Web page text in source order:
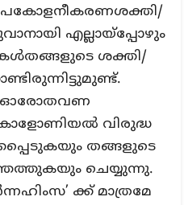
എല്ലായ്‌പ്പോഴും
ശക്തി/
ഓരോതവണ
വിരുദ്ധ
തങ്ങളുടെ
ചെയ്യുന്നു.
ക്ക് മാത്രമേ